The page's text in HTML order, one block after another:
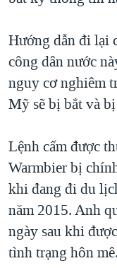
Hướng dẫn đi lại
công dân nước
nguy cơ nghiêm
Mỹ sẽ bị bắt và
Lệnh cấm được
Warmbier bị
khi đang đi du
năm 2015. Anh
ngày sau khi
tình trạng hôn mê.